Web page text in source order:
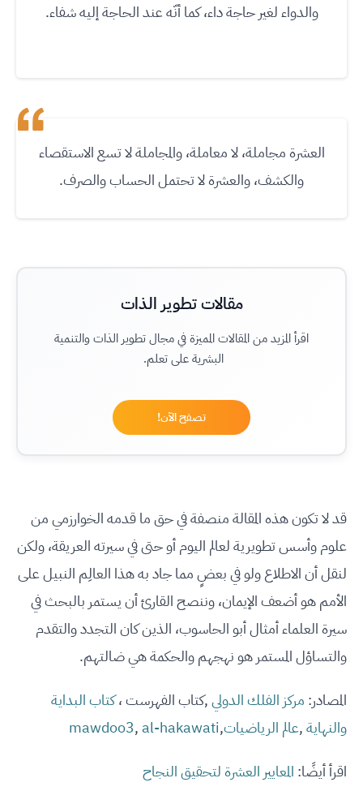
والدواء لغير حاجة داء، كما أنّه عند الحاجة إليه شفاء.
العشرة مجاملة، لا معاملة، والمجاملة لا تسع الاستقصاء
والكشف، والعشرة لا تحتمل الحساب والصرف.
مقالات تطوير الذات
اقرأ المزيد من المقالات المميزة في مجال تطوير الذات والتنمية
البشرية على تعلم.
تصفح الآن!
قد لا تكون هذه المقالة منصفة في حق ما قدمه الخوارزمي من
علوم وأسس تطويرية لعالم اليوم أو حتى في سيرته العريقة، ولكن
لنقل أن الاطلاع ولو في بعضٍ مما جاد به هذا العالِم النبيل على
الأمم هو أضعف الإيمان، وننصح القارئ أن يستمر بالبحث في
سيرة العلماء أمثال أبو الحاسوب، الذين كان التجدد والتقدم
والتساؤل المستمر هو نهجهم والحكمة هي ضالتهم.
المصادر: مركز الفلك الدولي,كتاب الفهرست ،كتاب البداية
والنهاية,عالم الرياضيات,
mawdoo3,al-hakawati
اقرأ أيضًا: المعايير العشرة لتحقيق النجاح